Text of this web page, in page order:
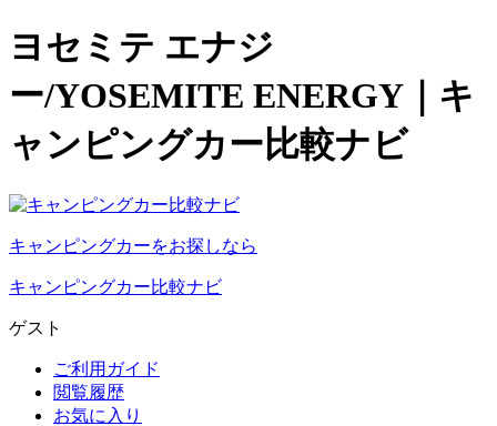
ヨセミテ エナジ
ー/YOSEMITE ENERGY｜キ
ャンピングカー比較ナビ
キャンピングカーをお探しなら
キャンピングカー比較ナビ
ゲスト
ご利用ガイド
閲覧履歴
お気に入り